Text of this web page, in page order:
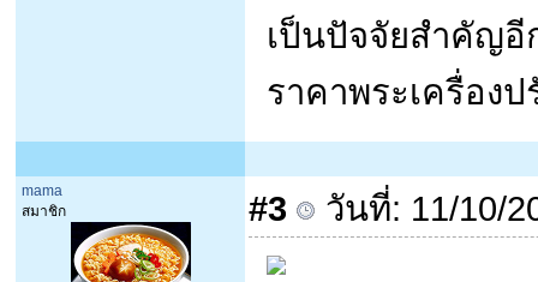
เป็นปัจจัยสำคัญอี
ราคาพระเครื่อง
mama
สมาชิก
#3 วันที่: 11/10/